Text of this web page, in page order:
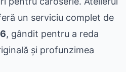
un serviciu complet de
, gândit pentru a reda
și profunzimea